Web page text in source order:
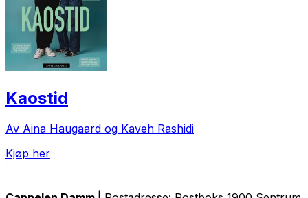
Kaostid
Av Aina Haugaard og Kaveh Rashidi
Kjøp her